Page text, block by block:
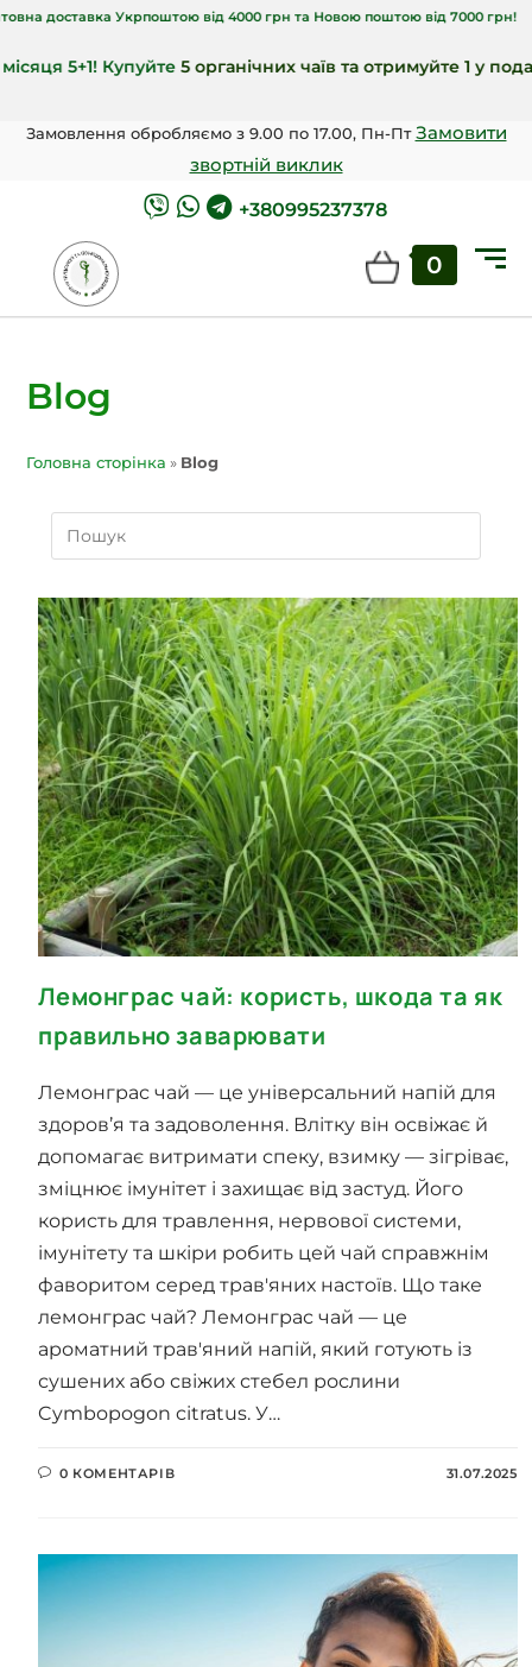
Укрпоштою від 4000 грн та Новою поштою від 7000 грн!
Купуйте 5 органічних чаїв та отримуйте 1 у подарунок🎁!
Замовлення обробляємо з 9.00 по 17.00, Пн-ПтЗамовити
звортній виклик
+380995237378
0
Blog
Головна сторінка » Blog
Лемонграс чай: користь, шкода та як
правильно заварювати
Лемонграс чай — це універсальний напій для
здоров’я та задоволення. Влітку він освіжає й
допомагає витримати спеку, взимку — зігріває,
зміцнює імунітет і захищає від застуд. Його
користь для травлення, нервової системи,
імунітету та шкіри робить цей чай справжнім
фаворитом серед трав'яних настоїв. Що таке
лемонграс чай? Лемонграс чай — це
ароматний трав'яний напій, який готують із
сушених або свіжих стебел рослини
Cymbopogon citratus. У…
0 КОМЕНТАРІВ 31.07.2025